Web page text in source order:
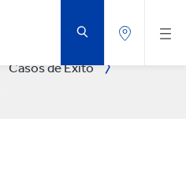
Casos de Éxito